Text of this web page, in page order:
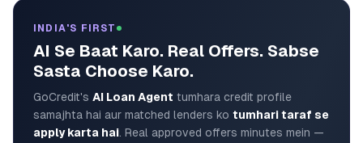
INDIA'S FIRST
AI Se Baat Karo. Real Offers. Sabse
Sasta Choose Karo.
GoCredit's AI Loan Agent tumhara credit profile
samajhta hai aur matched lenders ko tumhari taraf se
apply karta hai. Real approved offers minutes mein —